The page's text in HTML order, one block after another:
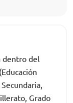
dentro del
Grado